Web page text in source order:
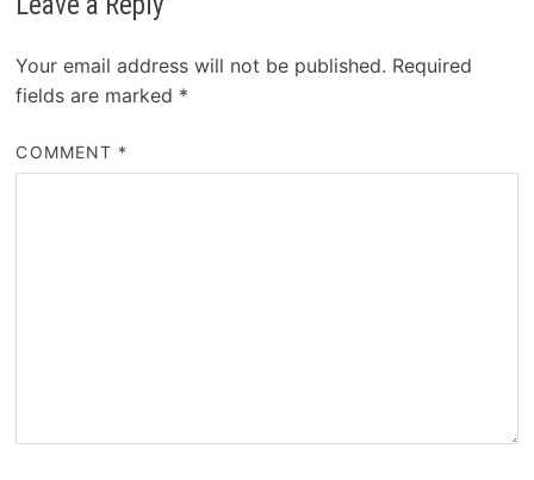
Your email address will not be published. Required
fields are marked *
COMMENT *